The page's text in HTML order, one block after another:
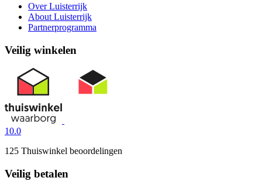
Over Luisterrijk
About Luisterrijk
Partnerprogramma
Veilig winkelen
10.0
125 Thuiswinkel beoordelingen
Veilig betalen